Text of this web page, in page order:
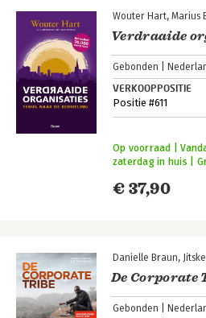
Wouter Hart Marius
Verdraaide
Gebonden
VERKOOPPOSITIE
Positie #611
€ 37,90
Op voorraad |
zaterdag in huis |
Danielle Braun
De Corporate
Gebonden